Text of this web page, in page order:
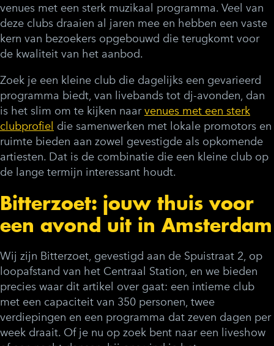
venues met een sterk muzikaal programma. Veel van
deze clubs draaien al jaren mee en hebben een vaste
kern van bezoekers opgebouwd die terugkomt voor
de kwaliteit van het aanbod.
Zoek je een kleine club die dagelijks een gevarieerd
programma biedt, van livebands tot dj-avonden, dan
is het slim om te kijken naarvenues met een sterk
clubprofiel die samenwerken met lokale promotors en
ruimte bieden aan zowel gevestigde als opkomende
artiesten. Dat is de combinatie die een kleine club op
de lange termijn interessant houdt.
Bitterzoet: jouw thuis voor
een avond uit in Amsterdam
Wij zijn Bitterzoet, gevestigd aan de Spuistraat 2, op
loopafstand van het Centraal Station, en we bieden
precies waar dit artikel over gaat: een intieme club
met een capaciteit van 350 personen, twee
verdiepingen en een programma dat zeven dagen per
week draait. Of je nu op zoek bent naar een liveshow